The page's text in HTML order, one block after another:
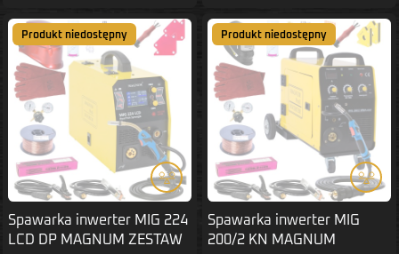
Produkt niedostępny
Spawarka inwerter MIG 224
LCD DP MAGNUM ZESTAW
Produkt niedostępny
Spawarka inwerter MIG
200/2 KN MAGNUM